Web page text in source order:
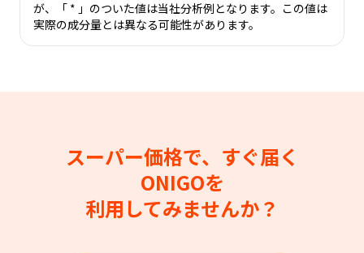
が、「 * 」のついた値は当社分析例となります。この値は
実際の成分量とは異なる可能性があります。
スーパー価格で、すぐ届く
ONIGOを
利用してみませんか？